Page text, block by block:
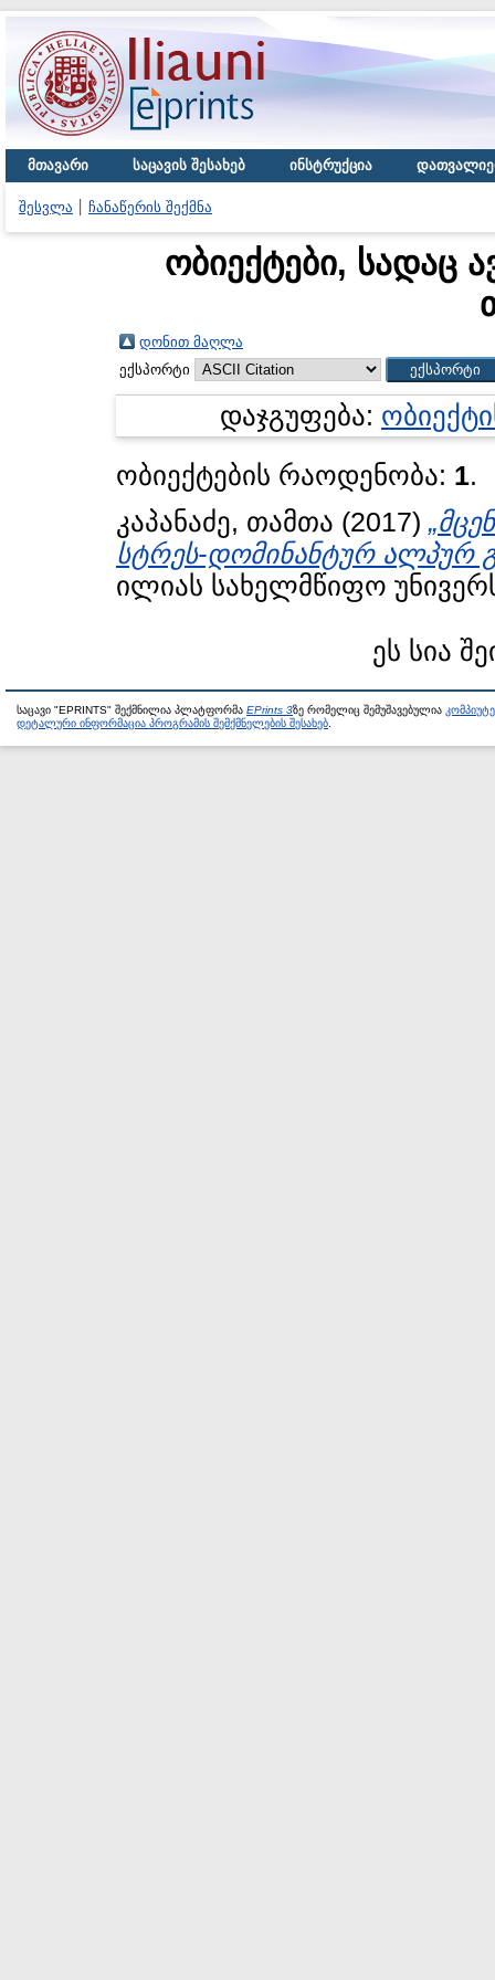
მთავარი საცავის შესახებ ინსტრუქცია
შესვლა ჩანაწერის შექმნა
ობიექტები, სადაც
დონით მაღლა
ექსპორტი
დაჯგუფება:
ობიექტების რაოდენობა: 1.
კაპანაძე, თამთა (2017)
სტრეს-დომინანტურ ალპურ
ილიას სახელმწიფო
ეს სია
საცავი "EPRINTS" შექმნილია პლატფორმა EPrints 3ზე რომელიც შემუშავებულია
დეტალური ინფორმაცია პროგრამის შემქმნელების შესახებ